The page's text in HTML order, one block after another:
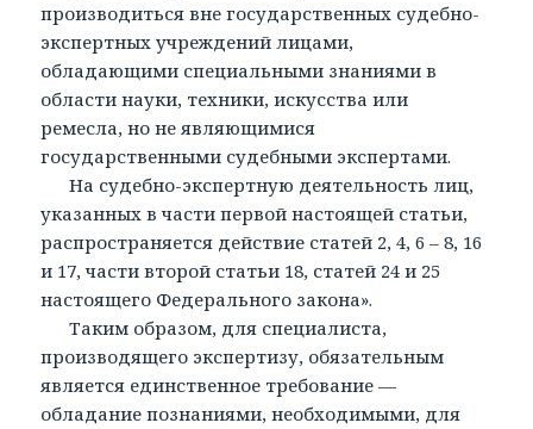
производиться вне государственных судебно-
экспертных учреждений лицами,
обладающими специальными знаниями в
области науки, техники, искусства или
ремесла, но не являющимися
государственными судебными экспертами.
На судебно-экспертную деятельность лиц,
указанных в части первой настоящей статьи,
распространяется действие статей 2, 4, 6 – 8, 16
и 17, части второй статьи 18, статей 24 и 25
настоящего Федерального закона».
Таким образом, для специалиста,
производящего экспертизу, обязательным
является единственное требование —
обладание познаниями, необходимыми, для